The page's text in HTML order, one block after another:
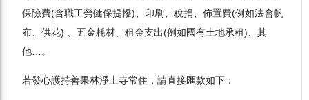
保險費(含職工勞健保提撥)、印刷、稅捐、佈置費(例如法會帆
布、供花) 、五金耗材、租金支出(例如國有土地承租)、其
他…。
若發心護持善果林淨土寺常住，請直接匯款如下：